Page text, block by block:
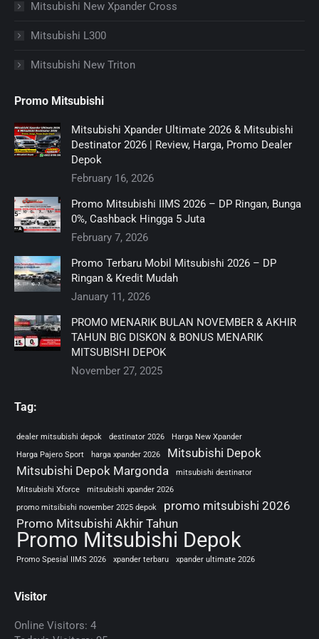
Mitsubishi New Xpander Cross
Mitsubishi L300
Mitsubishi New Triton
Promo Mitsubishi
Mitsubishi Xpander Ultimate 2026 & Mitsubishi
Destinator 2026 | Review, Harga, Promo Dealer
Depok
February 16, 2026
Promo Mitsubishi IIMS 2026 – DP Ringan, Bunga
0%, Cashback Hingga 5 Juta
February 7, 2026
Promo Terbaru Mobil Mitsubishi 2026 – DP
Ringan & Kredit Mudah
January 11, 2026
PROMO MENARIK BULAN NOVEMBER & AKHIR
TAHUN BIG DISKON & BONUS MENARIK
MITSUBISHI DEPOK
November 27, 2025
Tag:
dealer mitsubishi depok destinator 2026
Harga New Xpander
Harga Pajero Sport
harga xpander 2026
Mitsubishi Depok
Mitsubishi Depok Margonda
mitsubishi destinator
Mitsubishi Xforce
mitsubishi xpander 2026
promo mitsibishi november 2025 depok
promo mitsubishi 2026
Promo Mitsubishi Akhir Tahun
Promo Mitsubishi Depok
Promo Spesial IIMS 2026 xpander terbaru xpander ultimate 2026
Visitor
Online Visitors: 4